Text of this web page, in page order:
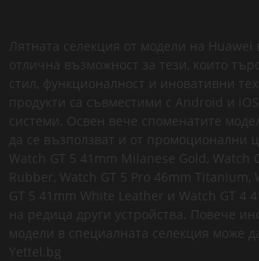
Лятната селекция от модели на Huawei
отлична възможност за тези, които
стил, функционалност и иновативни
продукти са съвместими с Android и
системи. Освен вече споменатите
да се възползват и от промоционални
Watch GT 5 41mm Milanese Gold, Watch
Rubber, Watch GT 5 Pro 46mm Titanium,
GT 5 41mm White Leather и Watch GT 4
на редица други устройства. Повече
модели в специалната селекция може
Yettel.bg